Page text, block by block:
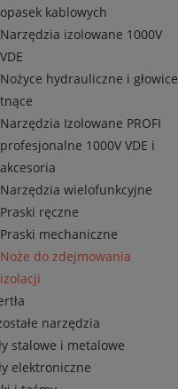
opasek kablowych
Narzędzia izolowane 1000V
VDE
Nożyce hydrauliczne i głowice
tnące
Narzędzia Izolowane PROFI
profesjonalne 1000V VDE i
akcesoria
Narzędzia wielofunkcyjne
Praski ręczne
Praski mechaniczne
Noże do zdejmowania
izolacji
narzędzia
stalowe i metalowe
elektroniczne